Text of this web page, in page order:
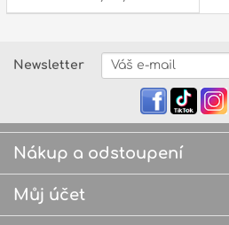
Newsletter
Nákup a odstoupení
Můj účet